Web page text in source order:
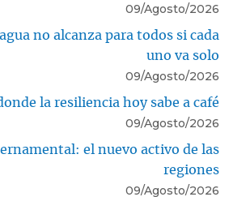
09/Agosto/2026
no alcanza para todos si cada
uno va solo
09/Agosto/2026
la resiliencia hoy sabe a café
09/Agosto/2026
el nuevo activo de las
regiones
09/Agosto/2026